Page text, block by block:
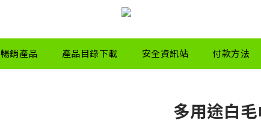
暢銷產品 產品目錄下載 安全資訊站 付款方法
多用途白毛